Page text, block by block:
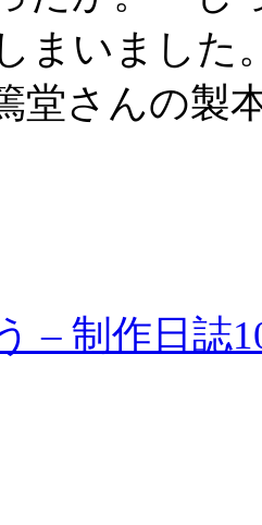
まいました
さんの製
– 制作日誌